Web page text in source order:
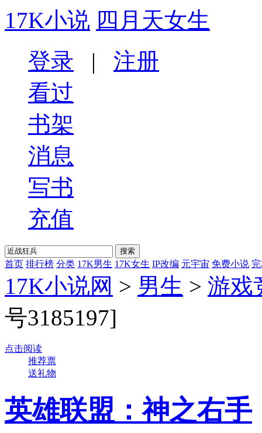
17K小说 四月天女生
登录 | 注册
看过
书架
消息
写书
充值
首页 排行榜 分类 17K男生 17K女生 IP改编 元宇宙 免费小说
17K小说网 > 男生 > 游戏
号3185197]
点击阅读
推荐票
送礼物
英雄联盟：神之右手